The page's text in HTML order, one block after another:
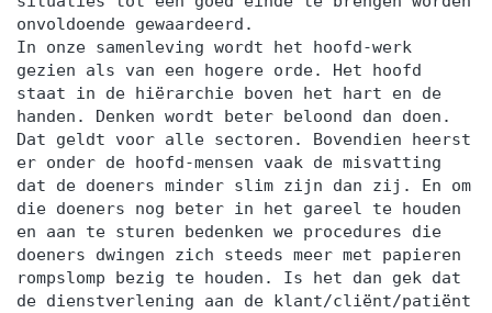
onvoldoende gewaardeerd.
In onze samenleving wordt het hoofd-werk
gezien als van een hogere orde. Het hoofd
staat in de hiërarchie boven het hart en de
handen. Denken wordt beter beloond dan doen.
Dat geldt voor alle sectoren. Bovendien heerst
er onder de hoofd-mensen vaak de misvatting
dat de doeners minder slim zijn dan zij. En om
die doeners nog beter in het gareel te houden
en aan te sturen bedenken we procedures die
doeners dwingen zich steeds meer met papieren
rompslomp bezig te houden. Is het dan gek dat
de dienstverlening aan de klant/cliënt/patiënt